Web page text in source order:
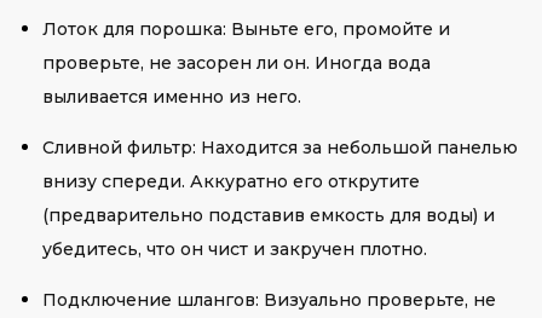
Лоток для порошка: Выньте его, промойте и
проверьте, не засорен ли он. Иногда вода
выливается именно из него.
Сливной фильтр: Находится за небольшой панелью
внизу спереди. Аккуратно его открутите
(предварительно подставив емкость для воды) и
убедитесь, что он чист и закручен плотно.
Подключение шлангов: Визуально проверьте, не